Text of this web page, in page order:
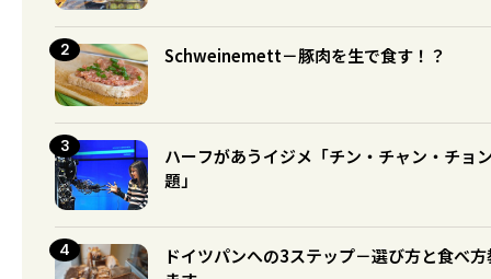
Schweinemett－豚肉を生で食す！？
ハーフがあうイジメ「チン・チャン・チョ
題」
ドイツパンへの3ステップ－選び方と食べ